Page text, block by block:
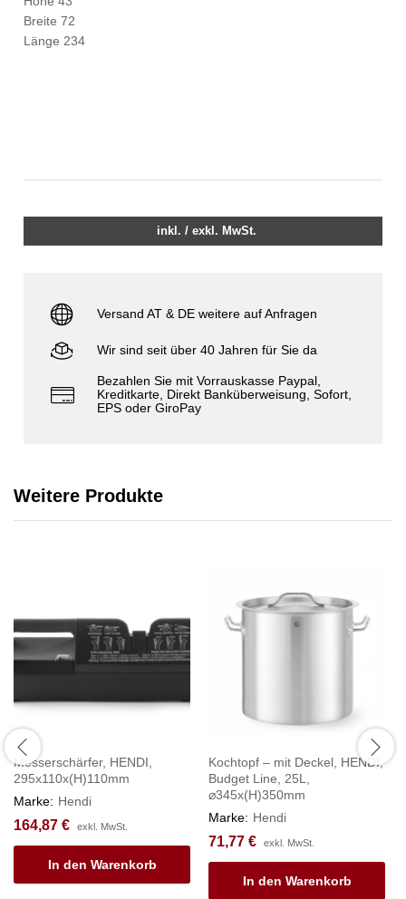
Breite 72
Länge 234
inkl. / exkl. MwSt.
Versand AT & DE weitere auf Anfragen
Wir sind seit über 40 Jahren für Sie da
Bezahlen Sie mit Vorrauskasse Paypal,
Kreditkarte, Direkt Banküberweisung, Sofort,
EPS oder GiroPay
Weitere Produkte
Messerschärfer, HENDI,
295x110x(H)110mm
Marke: Hendi
164,87 € exkl. MwSt.
In den Warenkorb
Kochtopf – mit Deckel, HENDI,
Budget Line, 25L,
⌀345x(H)350mm
Marke: Hendi
71,77 € exkl. MwSt.
In den Warenkorb